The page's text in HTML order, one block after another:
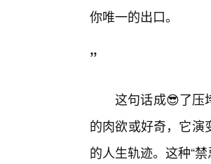
你唯一的出口。
”
这句话成😎了压
的肉欲或好奇，它演
的人生轨迹。这种“